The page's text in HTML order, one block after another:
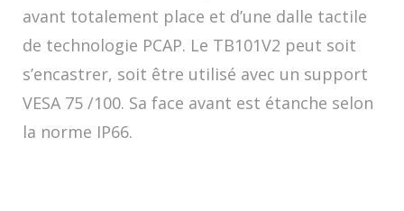
avant totalement place et d’une dalle tactile
de technologie PCAP. Le TB101V2 peut soit
s’encastrer, soit être utilisé avec un support
VESA 75 /100. Sa face avant est étanche selon
la norme IP66.